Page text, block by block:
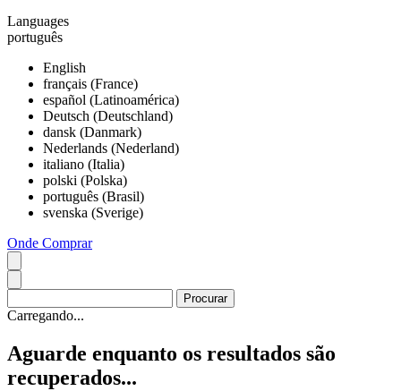
Languages
português
English
français (France)
español (Latinoamérica)
Deutsch (Deutschland)
dansk (Danmark)
Nederlands (Nederland)
italiano (Italia)
polski (Polska)
português (Brasil)
svenska (Sverige)
Onde Comprar
Carregando...
Aguarde enquanto os resultados são
recuperados...